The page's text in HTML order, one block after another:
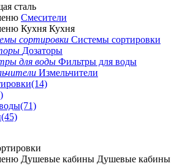
Смесители
Кухня Кухня
Системы сортировки
Дозаторы
Фильтры для воды
Измельчители
(14)
(71)
(45)
Душевые кабины Душевые кабины